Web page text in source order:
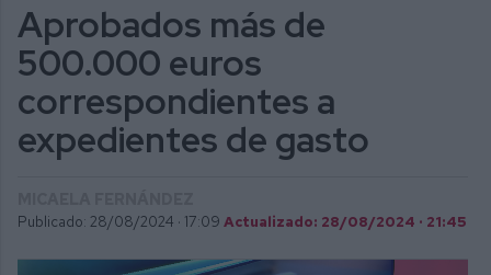
Aprobados más de
500.000 euros
correspondientes a
expedientes de gasto
Publicado: 28/08/2024 · 17:09 Actualizado: 28/08/2024 · 21:45